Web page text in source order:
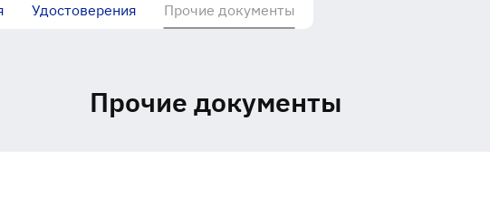
Удостоверения Прочие документы
Прочие документы